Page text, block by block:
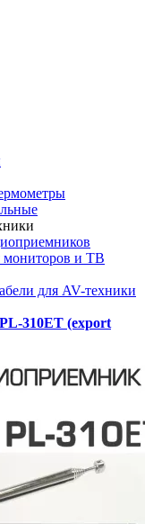
и ТВ
для AV-техники
310ET (export